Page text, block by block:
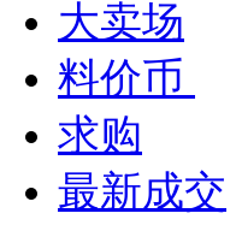
大卖场
料价币
求购
最新成交